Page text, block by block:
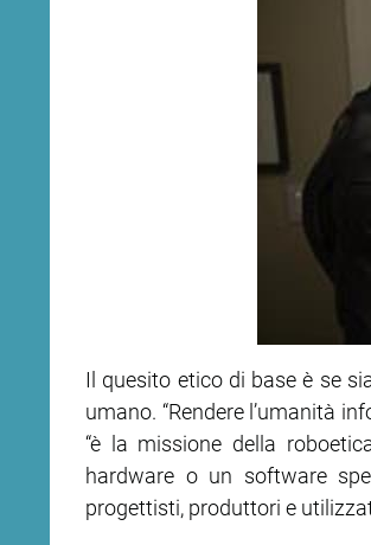
Il quesito etico di base è se
umano. “Rendere l’umanità
“è la missione della
hardware o un software
progettisti, produttori e